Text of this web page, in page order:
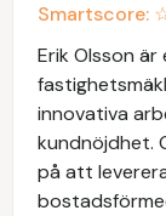
Smartscore:
Erik Olsson
innovativa
kundnöjdhet.
på att